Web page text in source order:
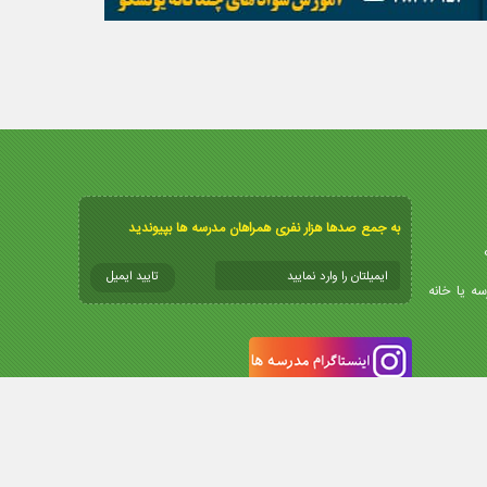
یا خانه
به جمع صدها هزار نفری همراهان مدرسه ها بپیوندید